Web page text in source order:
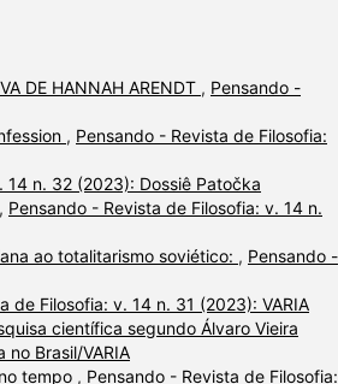
DE HANNAH ARENDT , Pensando -
, Pensando - Revista de Filosofia:
14 n. 32 (2023): Dossiê Patočka
, Pensando - Revista de Filosofia: v. 14 n.
ao totalitarismo soviético: , Pensando -
de Filosofia: v. 14 n. 31 (2023): VARIA
científica segundo Álvaro Vieira
Brasil/VARIA
tempo , Pensando - Revista de Filosofia: